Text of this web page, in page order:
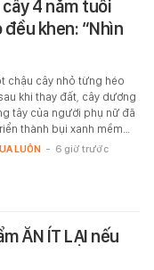
4 năm tuổi
khen: “Nhìn
chậu cây nhỏ từng héo
khi thay đất, cây dương
tây của người phụ nữ đã
thành bụi xanh mềm…
LUÔN - 6 giờ trước
ĂN ÍT LẠI nếu